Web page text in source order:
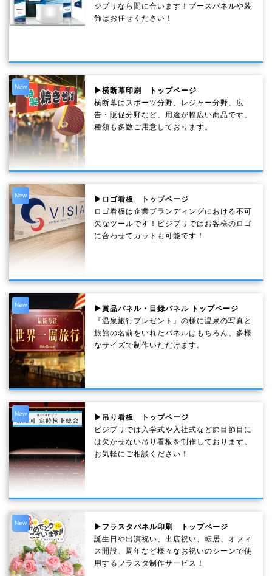
ジプリなら間に合います！ブースパネルや装
飾はお任せください！
New
▶横断幕印刷 トップページ
横断幕はスポーツ分野、レジャー分野、広
告・販促分野など、用途が幅広い商品です。
種類も多数ご用意しております。
New
▶ロゴ看板 トップページ
ロゴ看板は企業ブランディングにおける不可
欠なツールです！ビジプリではお客様のロゴ
に合わせてカットも可能です！
New
▶賞品パネル・目録パネル トップページ
『温泉旅行プレゼント』の様に温泉の写真と
旅館の名前をいれたパネルはもちろん、多様
なサイズで制作いただけます。
New
▶吊り看板 トップページ
ビジプリでは入学式や入社式など節目節目に
は欠かせない吊り看板を制作しております。
お気軽にご相談ください！
New
▶フラスタパネル印刷 トップページ
誕生日や出演祝い、出店祝い、転居、オフィ
ス開設、周年など様々なお祝いのシーンで使
用するフラスタ制作サービス！